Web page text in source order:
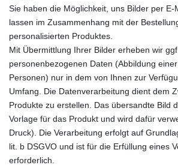
Sie haben die Möglichkeit, uns Bilder per E-
lassen im Zusammenhang mit der
personalisierten Produktes.
Mit Übermittlung Ihrer Bilder erheben wir
personenbezogenen Daten (Abbildung
Personen) nur in dem von Ihnen zur
Umfang. Die Datenverarbeitung dient dem
Produkte zu erstellen. Das übersandte Bild
Vorlage für das Produkt und wird dafür
Druck). Die Verarbeitung erfolgt auf
lit. b DSGVO und ist für die Erfüllung eines
erforderlich.